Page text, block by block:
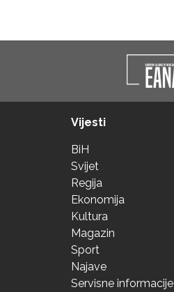
Vijesti
BiH
Svijet
Regija
Ekonomija
Kultura
Magazin
Sport
Najave
Servisne informacije